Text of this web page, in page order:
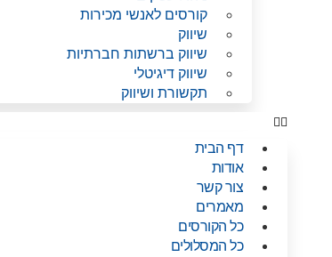
קורסים לאנשי מכירות
שיווק
שיווק ברשתות חברתיות
שיווק דיגיטלי
תקשורת ושיווק
דף הבית
אודות
צור קשר
מאמרים
כל הקורסים
כל המסלולים